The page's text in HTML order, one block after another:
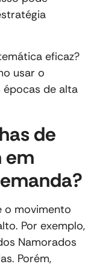
eficaz?
usar o
épocas de alta
de
em
o movimento
Por exemplo,
Namorados
Porém,